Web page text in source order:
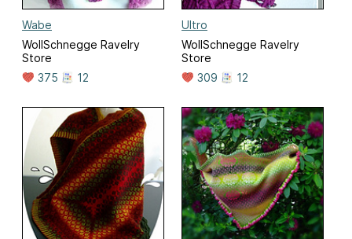
Wabe
WollSchnegge Ravelry
Store
375
12
Ultro
WollSchnegge Ravelry
Store
309
12